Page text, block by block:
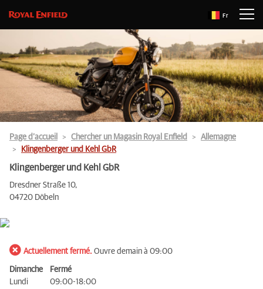
Fr
Page d’accueil Chercher un Magasin Royal Enfield
Allemagne
Klingenberger und Kehl GbR
Klingenberger und Kehl GbR
Dresdner Straße 10,
04720 Döbeln
Actuellement fermé. Ouvre demain à 09:00
Dimanche
Fermé
Lundi
09:00-18:00